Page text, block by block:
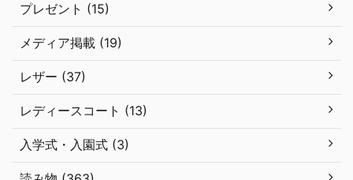
プレゼント (15)
メディア掲載 (19)
レザー (37)
レディースコート (13)
入学式・入園式 (3)